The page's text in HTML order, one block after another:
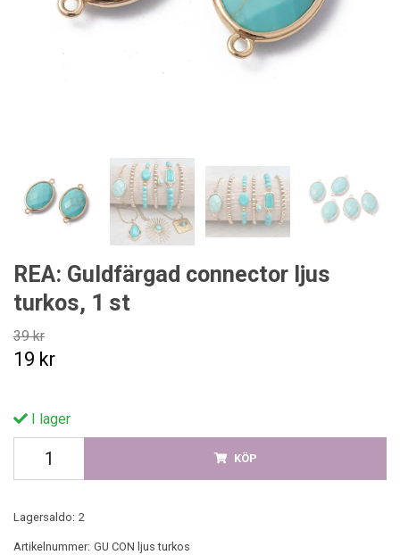
REA: Guldfärgad connector ljus
turkos, 1 st
39 kr
19 kr
I lager
KÖP
Lagersaldo: 2
Artikelnummer: GU CON ljus turkos